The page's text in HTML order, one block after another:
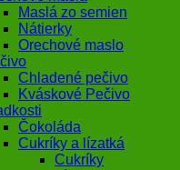
Maslá zo semien
Nátierky
Orechové maslo
Chladené pečivo
Kváskové Pečivo
Čokoláda
Cukríky a lízatká
Cukríky